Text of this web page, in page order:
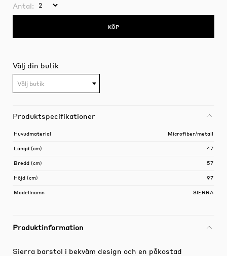
Antal:
KÖP
Välj din butik
Välj butik
Produktspecifikationer
Huvudmaterial Microfiber/metall
Längd (cm) 47
Bredd (cm) 57
Höjd (cm) 97
Modellnamn SIERRA
Produktinformation
Sierra barstol i bekväm design och en påkostad